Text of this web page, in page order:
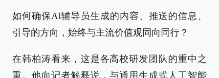
如何确保AI辅导员生成的内容、推送的信息、
引导的方向，始终与主流价值观同向同行？
在韩柏涛看来，这是各高校研发团队的重中之
重。他向记者解释说，与通用生成式人工智能